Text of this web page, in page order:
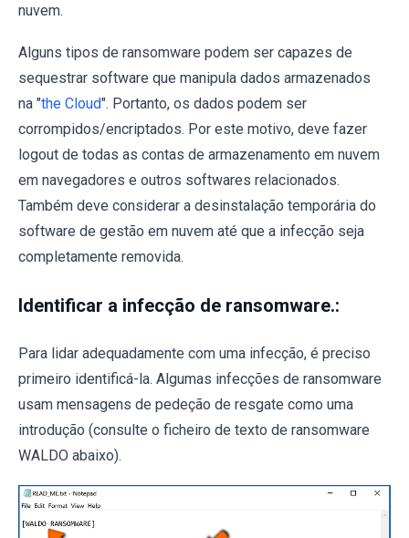
nuvem.
Alguns tipos de ransomware podem ser capazes de
sequestrar software que manipula dados armazenados
na "the Cloud". Portanto, os dados podem ser
corrompidos/encriptados. Por este motivo, deve fazer
logout de todas as contas de armazenamento em nuvem
em navegadores e outros softwares relacionados.
Também deve considerar a desinstalação temporária do
software de gestão em nuvem até que a infecção seja
completamente removida.
Identificar a infecção de ransomware.:
Para lidar adequadamente com uma infecção, é preciso
primeiro identificá-la. Algumas infecções de ransomware
usam mensagens de pedeção de resgate como uma
introdução (consulte o ficheiro de texto de ransomware
WALDO abaixo).